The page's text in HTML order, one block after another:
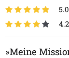
»Meine